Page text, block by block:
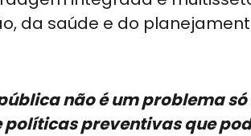
da saúde e do
não é um problema
políticas preventivas que